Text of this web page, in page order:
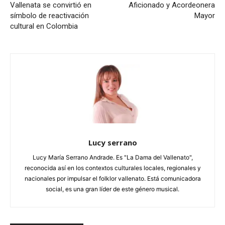
Vallenata se convirtió en
símbolo de reactivación
cultural en Colombia
Aficionado y Acordeonera
Mayor
Lucy serrano
Lucy María Serrano Andrade. Es "La Dama del Vallenato",
reconocida así en los contextos culturales locales, regionales y
nacionales por impulsar el folklor vallenato. Está comunicadora
social, es una gran líder de este género musical.